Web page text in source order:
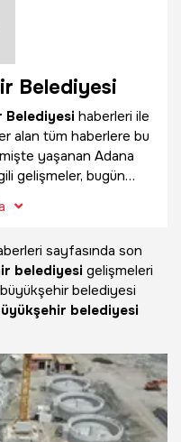
Belediyesi
Belediyesi haberleri ile
alan tüm haberlere bu
yaşanan Adana
gelişmeler, bugün
bulabilirsiniz.
sayfasında son
belediyesi gelişmeleri
belediyesi
belediyesi